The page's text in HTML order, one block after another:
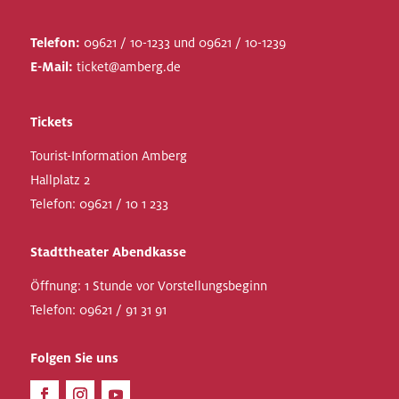
Telefon: 09621 / 10-1233 und 09621 / 10-1239
E-Mail: ticket@amberg.de
Tickets
Tourist-Information Amberg
Hallplatz 2
Telefon: 09621 / 10 1 233
Stadttheater Abendkasse
Öffnung: 1 Stunde vor Vorstellungsbeginn
Telefon: 09621 / 91 31 91
Folgen Sie uns